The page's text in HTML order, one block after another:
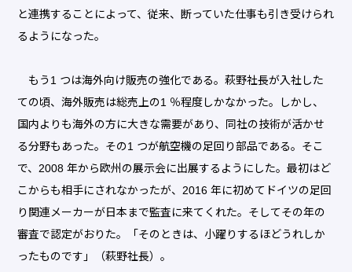
と連携することによって、従来、断っていた仕事も引き受けられ
るようになった。
もう1 つは海外向け販売の強化である。萩野社長が入社した
ての頃、海外販売は総売上の1 ％程度しかなかった。しかし、
国内よりも海外の方に大きな需要があり、同社の技術が活かせ
る分野もあった。その1 つが航空機の足回り部品である。そこ
で、2008 年から欧州の展示会に出展するようにした。最初はど
こからも相手にされなかったが、2016 年に初めてドイツの足回
り関連メーカーが日本まで監査に来てくれた。そしてその年の
審査で認定がおりた。「そのときは、小躍りするほどうれしか
ったものです」（萩野社長）。